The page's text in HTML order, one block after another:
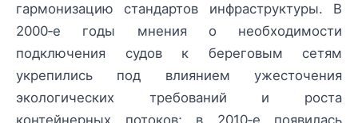
гармонизацию стандартов инфраструктуры. В
2000‑е годы мнения о необходимости
подключения судов к береговым сетям
укрепились под влиянием ужесточения
экологических требований и роста
контейнерных потоков; в 2010‑е появилась